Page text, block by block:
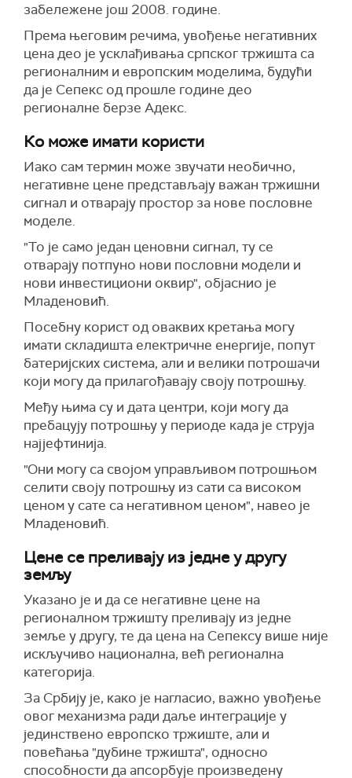
забележене још 2008. године.
Према његовим речима, увођење негативних
цена део је усклађивања српског тржишта са
регионалним и европским моделима, будући
да је Сепекс од прошле године део
регионалне берзе Адекс.
Ко може имати користи
Иако сам термин може звучати необично,
негативне цене представљају важан тржишни
сигнал и отварају простор за нове пословне
моделе.
"То је само један ценовни сигнал, ту се
отварају потпуно нови пословни модели и
нови инвестициони оквир", објаснио је
Младеновић.
Посебну корист од оваквих кретања могу
имати складишта електричне енергије, попут
батеријских система, али и велики потрошачи
који могу да прилагођавају своју потрошњу.
Међу њима су и дата центри, који могу да
пребацују потрошњу у периоде када је струја
најјефтинија.
"Они могу са својом управљивом потрошњом
селити своју потрошњу из сати са високом
ценом у сате са негативном ценом", навео је
Младеновић.
Цене се преливају из једне у другу
земљу
Указано је и да се негативне цене на
регионалном тржишту преливају из једне
земље у другу, те да цена на Сепексу више није
искључиво национална, већ регионална
категорија.
За Србију је, како је нагласио, важно увођење
овог механизма ради даље интеграције у
јединствено европско тржиште, али и
повећања "дубине тржишта", односно
способности да апсорбује произведену